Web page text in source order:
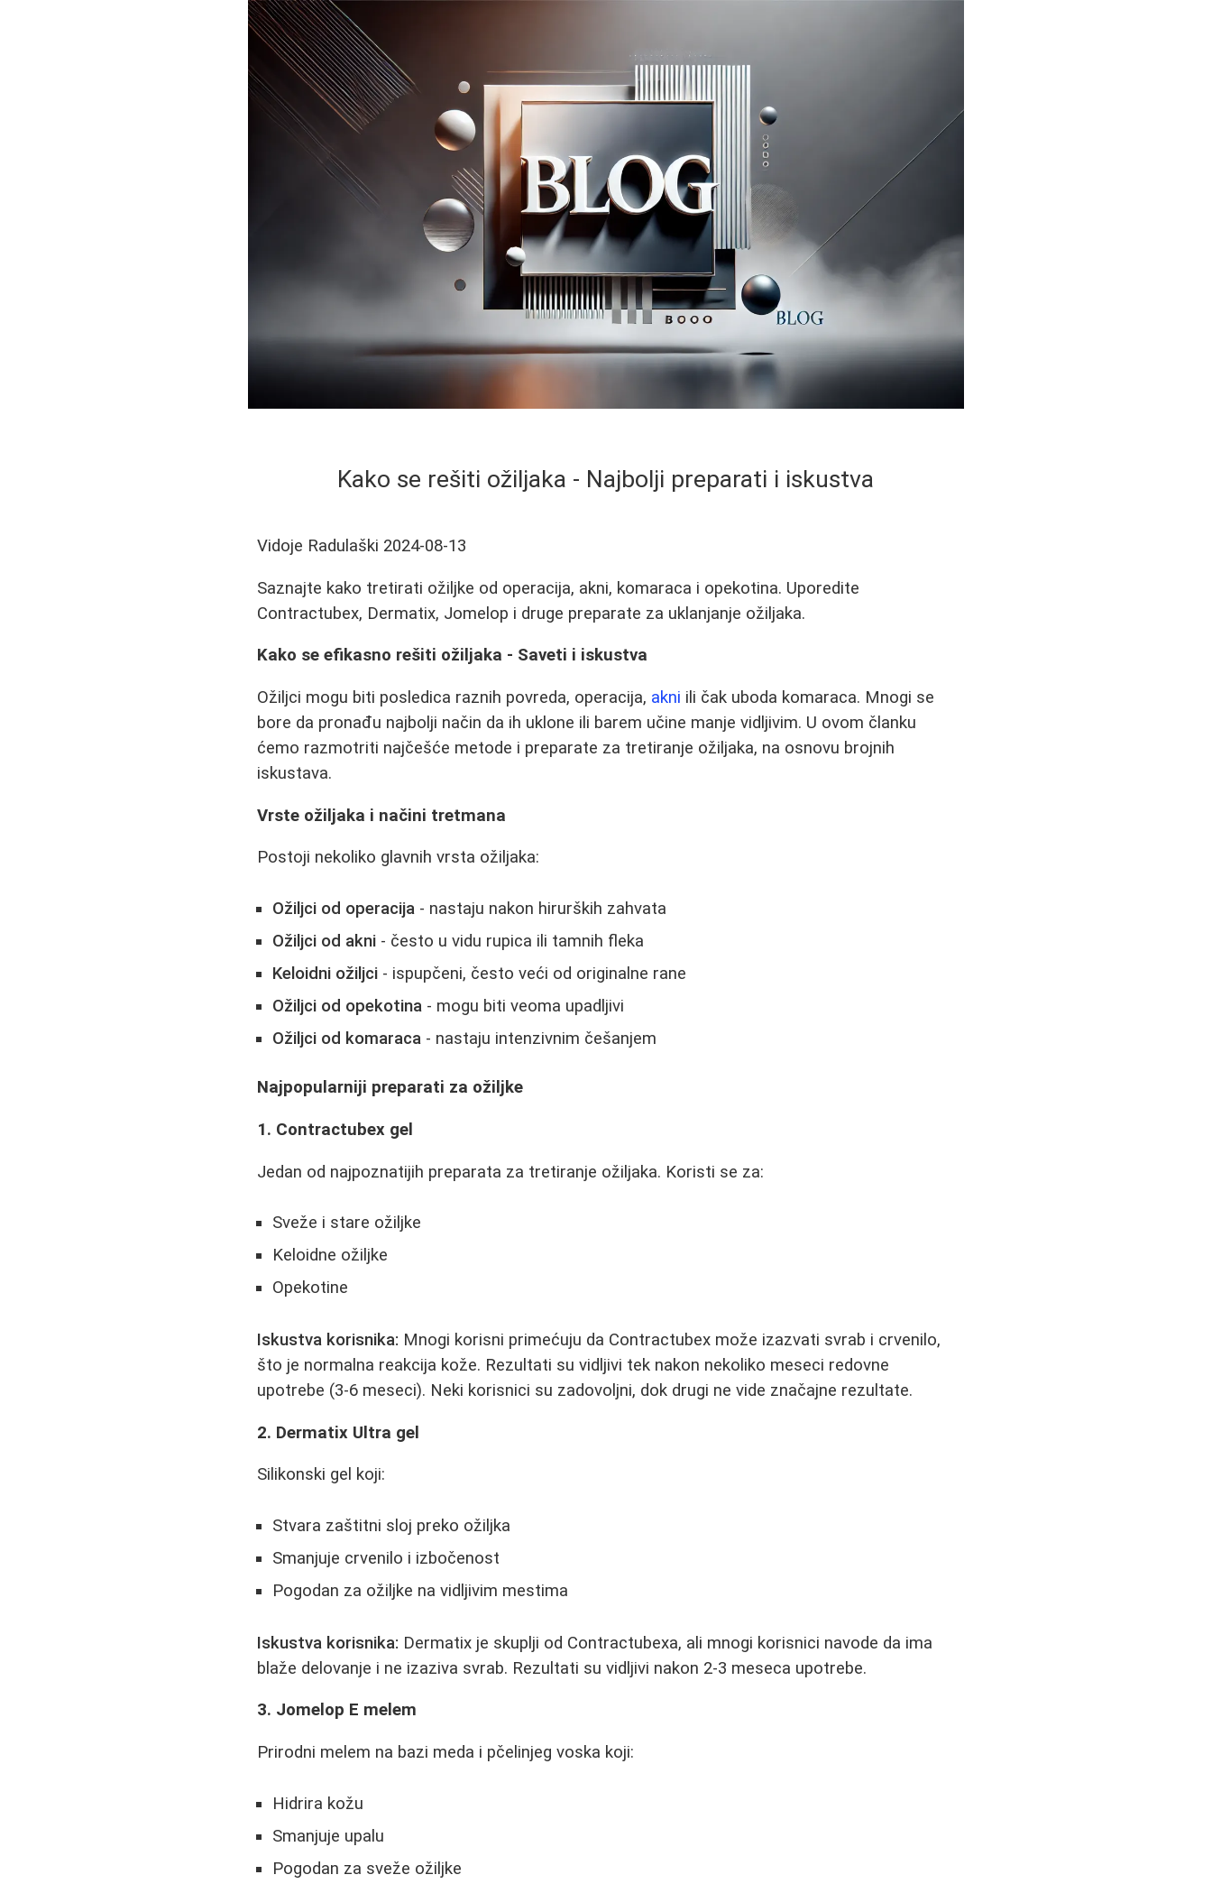
Kako se rešiti ožiljaka - Najbolji preparati i iskustva
Vidoje Radulaški 2024-08-13
Saznajte kako tretirati ožiljke od operacija, akni, komaraca i opekotina. Uporedite
Contractubex, Dermatix, Jomelop i druge preparate za uklanjanje ožiljaka.
Kako se efikasno rešiti ožiljaka - Saveti i iskustva
Ožiljci mogu biti posledica raznih povreda, operacija, akni ili čak uboda komaraca. Mnogi se
bore da pronađu najbolji način da ih uklone ili barem učine manje vidljivim. U ovom članku
ćemo razmotriti najčešće metode i preparate za tretiranje ožiljaka, na osnovu brojnih
iskustava.
Vrste ožiljaka i načini tretmana
Postoji nekoliko glavnih vrsta ožiljaka:
Ožiljci od operacija - nastaju nakon hirurških zahvata
Ožiljci od akni - često u vidu rupica ili tamnih fleka
Keloidni ožiljci - ispupčeni, često veći od originalne rane
Ožiljci od opekotina - mogu biti veoma upadljivi
Ožiljci od komaraca - nastaju intenzivnim češanjem
Najpopularniji preparati za ožiljke
1. Contractubex gel
Jedan od najpoznatijih preparata za tretiranje ožiljaka. Koristi se za:
Sveže i stare ožiljke
Keloidne ožiljke
Opekotine
Iskustva korisnika: Mnogi korisni primećuju da Contractubex može izazvati svrab i crvenilo,
što je normalna reakcija kože. Rezultati su vidljivi tek nakon nekoliko meseci redovne
upotrebe (3-6 meseci). Neki korisnici su zadovoljni, dok drugi ne vide značajne rezultate.
2. Dermatix Ultra gel
Silikonski gel koji:
Stvara zaštitni sloj preko ožiljka
Smanjuje crvenilo i izbočenost
Pogodan za ožiljke na vidljivim mestima
Iskustva korisnika: Dermatix je skuplji od Contractubexa, ali mnogi korisnici navode da ima
blaže delovanje i ne izaziva svrab. Rezultati su vidljivi nakon 2-3 meseca upotrebe.
3. Jomelop E melem
Prirodni melem na bazi meda i pčelinjeg voska koji:
Hidrira kožu
Smanjuje upalu
Pogodan za sveže ožiljke